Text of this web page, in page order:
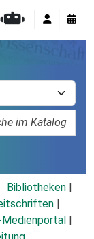
Bibliotheken